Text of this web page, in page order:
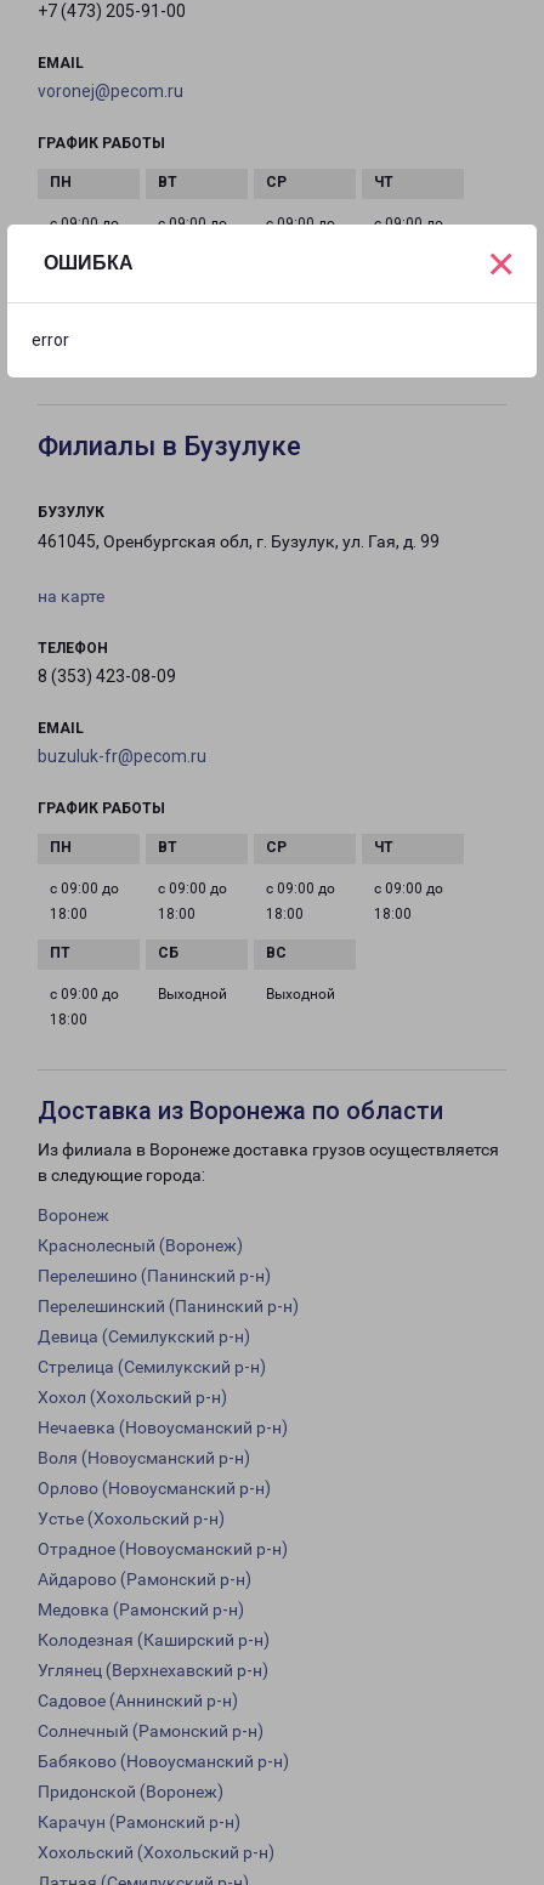
ОШИБКА
error
×
+7 (473) 205-91-00
EMAIL
voronej@pecom.ru
ГРАФИК РАБОТЫ
с 09:00 до
с 09:00 до
с 09:00 до
с 09:00 до
Филиалы в Бузулуке
БУЗУЛУК
461045, Оренбургская обл, г. Бузулук, ул. Гая, д. 99
на карте
ТЕЛЕФОН
8 (353) 423-08-09
EMAIL
buzuluk-fr@pecom.ru
ГРАФИК РАБОТЫ
с 09:00 до
18:00
с 09:00 до
18:00
с 09:00 до
18:00
с 09:00 до
18:00
с 09:00 до
18:00
Выходной Выходной
Доставка из Воронежа по области
Из филиала в Воронеже доставка грузов осуществляется
в следующие города:
Воронеж
Краснолесный (Воронеж)
Перелешино (Панинский р-н)
Перелешинский (Панинский р-н)
Девица (Семилукский р-н)
Стрелица (Семилукский р-н)
Хохол (Хохольский р-н)
Нечаевка (Новоусманский р-н)
Воля (Новоусманский р-н)
Орлово (Новоусманский р-н)
Устье (Хохольский р-н)
Отрадное (Новоусманский р-н)
Айдарово (Рамонский р-н)
Медовка (Рамонский р-н)
Колодезная (Каширский р-н)
Углянец (Верхнехавский р-н)
Садовое (Аннинский р-н)
Солнечный (Рамонский р-н)
Бабяково (Новоусманский р-н)
Придонской (Воронеж)
Карачун (Рамонский р-н)
Хохольский (Хохольский р-н)